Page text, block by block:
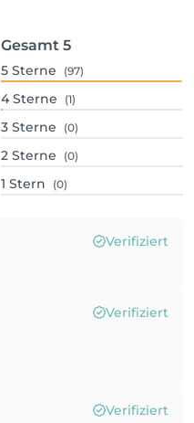
Gesamt 5
5 Sterne (97)
4 Sterne (1)
3 Sterne (0)
2 Sterne (0)
1 Stern (0)
Verifiziert
Verifiziert
Verifiziert